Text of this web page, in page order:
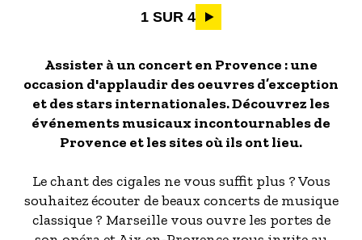
Pagination
1 SUR 4
Assister à un concert en Provence : une
occasion d'applaudir des oeuvres d’exception
et des stars internationales. Découvrez les
événements musicaux incontournables de
Provence et les sites où ils ont lieu.
Le chant des cigales ne vous suffit plus ? Vous
souhaitez écouter de beaux concerts de musique
classique ? Marseille vous ouvre les portes de